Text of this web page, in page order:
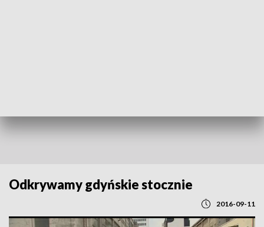
Odkrywamy gdyńskie stocznie
2016-09-11